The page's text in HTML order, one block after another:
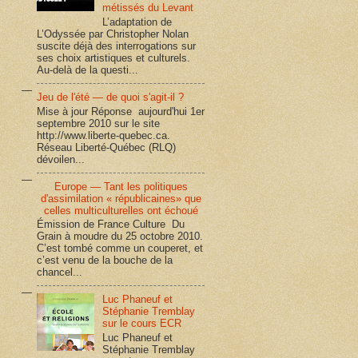
métissés du Levant
L’adaptation de
L’Odyssée par Christopher Nolan
suscite déjà des interrogations sur
ses choix artistiques et culturels.
Au-delà de la questi...
Jeu de l'été — de quoi s'agit-il ?
Mise à jour Réponse aujourd'hui 1er
septembre 2010 sur le site
http://www.liberte-quebec.ca.
Réseau Liberté-Québec (RLQ)
dévoilen...
Europe — Tant les politiques
d'assimilation « républicaines» que
celles multiculturelles ont échoué
Émission de France Culture Du
Grain à moudre du 25 octobre 2010.
C’est tombé comme un couperet, et
c’est venu de la bouche de la
chancel...
Luc Phaneuf et
Stéphanie Tremblay
sur le cours ECR
Luc Phaneuf et
Stéphanie Tremblay